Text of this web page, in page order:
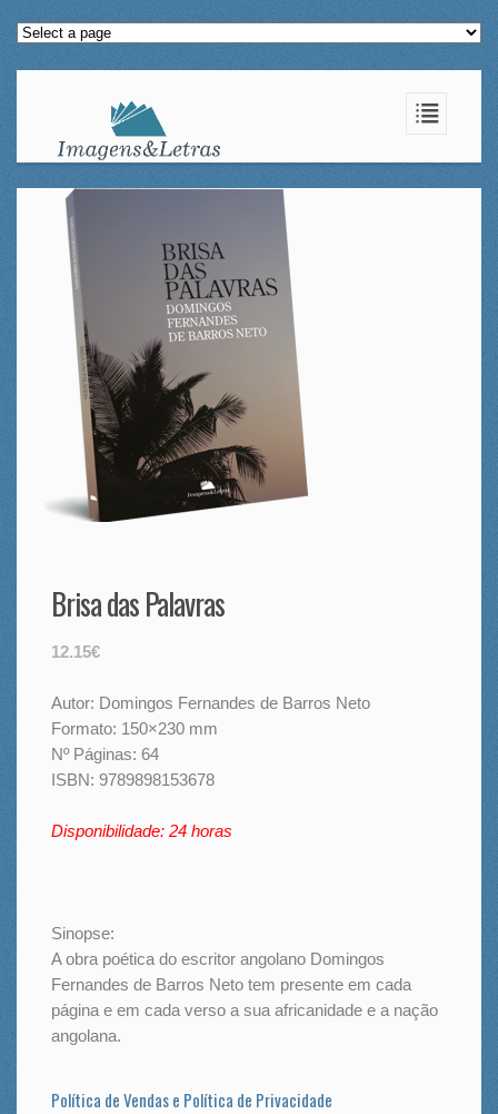
Brisa das Palavras
12.15€
Autor: Domingos Fernandes de Barros Neto
Formato: 150×230 mm
Nº Páginas: 64
ISBN: 9789898153678
Disponibilidade: 24 horas
Sinopse:
A obra poética do escritor angolano Domingos
Fernandes de Barros Neto tem presente em cada
página e em cada verso a sua africanidade e a nação
angolana.
Política de Vendas e Política de Privacidade